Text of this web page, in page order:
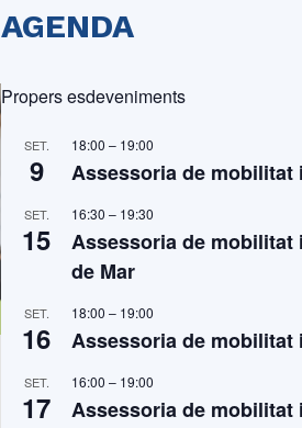
AGENDA
Propers esdeveniments
SET.
9
18:00 – 19:00
Assessoria de mobilitat
SET.
15
16:30 – 19:30
Assessoria de mobilitat
de Mar
SET.
16
18:00 – 19:00
Assessoria de mobilitat
SET.
17
16:00 – 19:00
Assessoria de mobilitat